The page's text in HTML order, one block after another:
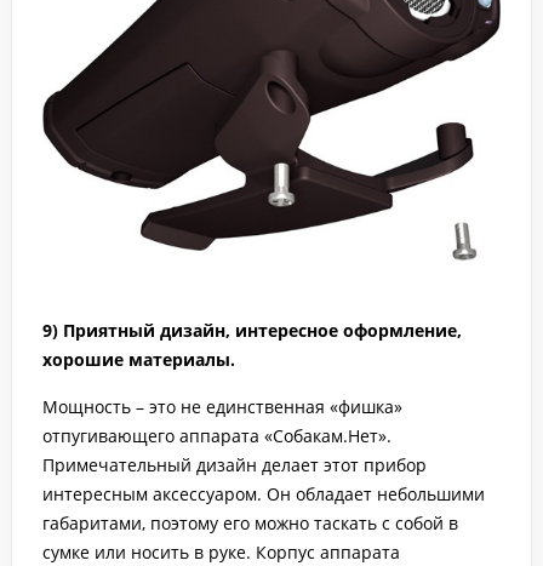
9) Приятный дизайн, интересное оформление,
хорошие материалы.
Мощность – это не единственная «фишка»
отпугивающего аппарата «Собакам.Нет».
Примечательный дизайн делает этот прибор
интересным аксессуаром. Он обладает небольшими
габаритами, поэтому его можно таскать с собой в
сумке или носить в руке. Корпус аппарата